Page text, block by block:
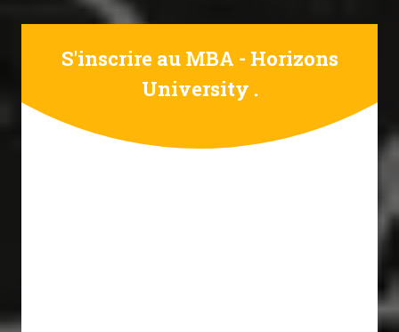
S'inscrire au MBA - Horizons
University .